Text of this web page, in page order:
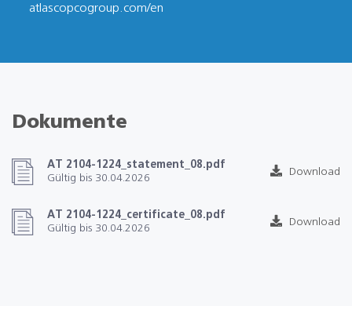
atlascopcogroup.com/en
Dokumente
AT 2104-1224_statement_08.pdf
Gültig bis 30.04.2026
Download
AT 2104-1224_certificate_08.pdf
Gültig bis 30.04.2026
Download